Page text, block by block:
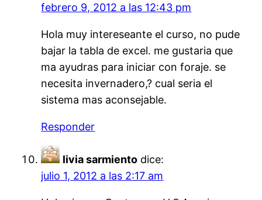
febrero 9, 2012 a las 12:43 pm
Hola muy intereseante el curso, no pude
bajar la tabla de excel. me gustaria que
ma ayudras para iniciar con foraje. se
necesita invernadero,? cual seria el
sistema mas aconsejable.
Responder
livia sarmiento dice:
julio 1, 2012 a las 2:17 am